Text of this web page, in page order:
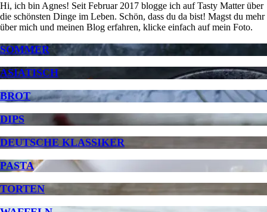
Hi, ich bin Agnes! Seit Februar 2017 blogge ich auf Tasty Matter über
die schönsten Dinge im Leben. Schön, dass du da bist! Magst du mehr
über mich und meinen Blog erfahren, klicke einfach auf mein Foto.
SOMMER
ASIATISCH
BROT
DIPS
DEUTSCHE KLASSIKER
PASTA
TORTEN